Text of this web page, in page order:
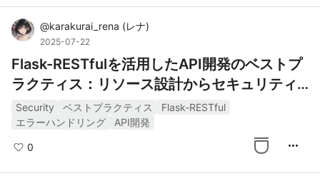
@karakurai_rena (レナ)
2025-07-22
Flask-RESTfulを活用したAPI開発のベストプ
ラクティス：リソース設計からセキュリティ
対策まで
Security ベストプラクティス
Flask-RESTful
エラーハンドリング
API開発
0 more_horiz